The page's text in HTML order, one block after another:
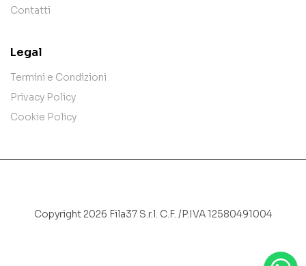
Contatti
Legal
Termini e Condizioni
Privacy Policy
Cookie Policy
Copyright 2026 Fila37 S.r.l. C.F. /P.IVA 12580491004